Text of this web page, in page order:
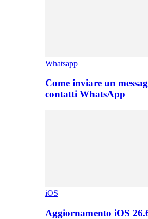
Whatsapp
Come inviare un
contatti WhatsApp
iOS
Aggiornamento iOS